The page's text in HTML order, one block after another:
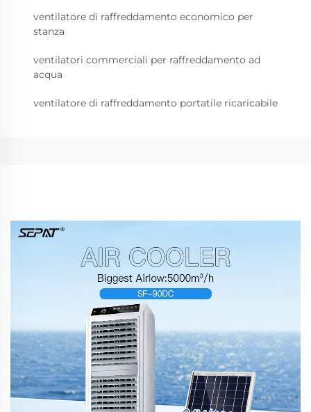
ventilatore di raffreddamento economico per
stanza
ventilatori commerciali per raffreddamento ad
acqua
ventilatore di raffreddamento portatile ricaricabile